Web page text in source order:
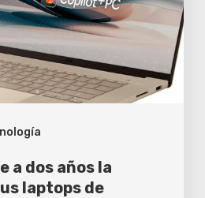
a dos años la
laptops de